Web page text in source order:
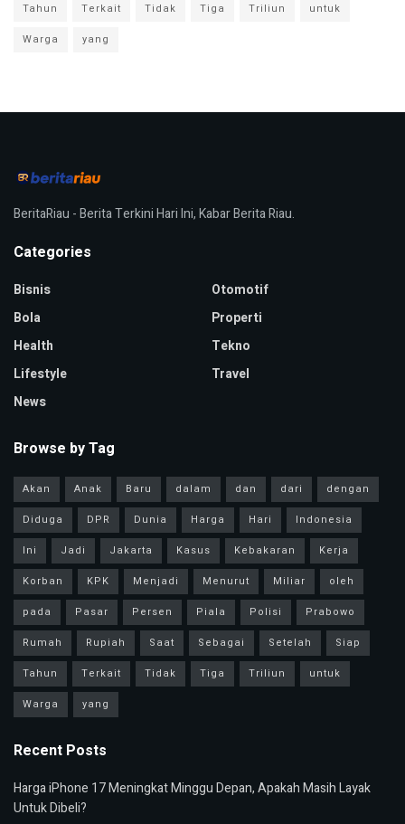
Tahun
Terkait Tidak Tiga Triliun
untuk
Warga
yang
BeritaRiau - Berita Terkini Hari Ini, Kabar Berita Riau.
Categories
Bisnis
Bola
Health
Lifestyle
News
Otomotif
Properti
Tekno
Travel
Browse by Tag
Akan Anak Baru dalam dan dari
dengan
Diduga
DPR Dunia Harga Hari
Indonesia
Ini
Jadi Jakarta Kasus Kebakaran
Kerja
Korban
KPK Menjadi Menurut Miliar
oleh
pada
Pasar Persen Piala Polisi
Prabowo
Rumah
Rupiah Saat Sebagai Setelah
Siap
Tahun
Terkait Tidak Tiga Triliun
untuk
Warga
yang
Recent Posts
Harga iPhone 17 Meningkat Minggu Depan, Apakah Masih Layak
Untuk Dibeli?